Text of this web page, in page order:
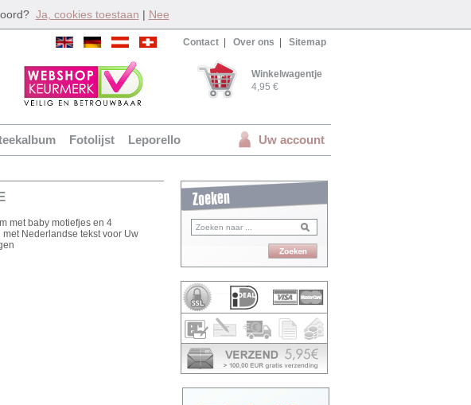
Ja, cookies toestaan | Nee
Contact Over ons Sitemap
Winkelwagentje
4,95 €
Fotolijst Leporello Uw account
met baby motiefjes en 4
Nederlandse tekst voor Uw